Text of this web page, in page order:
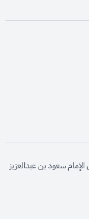
opens in
سعود بن عبدالعزيز